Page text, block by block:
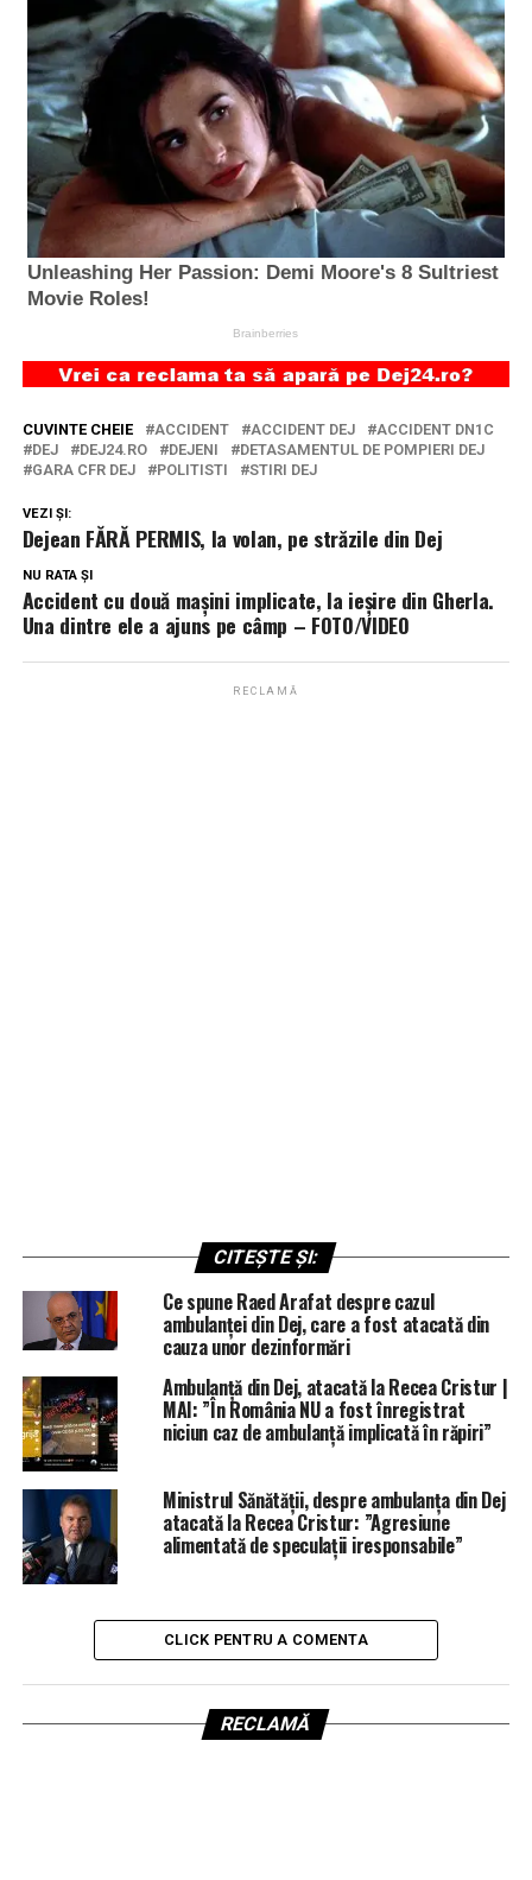
CUVINTE CHEIE ACCIDENT ACCIDENT DEJ
ACCIDENT DN1C
DEJ
DEJ24.RO DEJENI
DETASAMENTUL DE POMPIERI DEJ
GARA CFR DEJ
POLITISTI STIRI DEJ
VEZI ȘI:
Dejean FĂRĂ PERMIS, la volan, pe străzile din Dej
NU RATA ȘI
Accident cu două mașini implicate, la ieșire din Gherla.
Una dintre ele a ajuns pe câmp – FOTO/VIDEO
RECLAMĂ
CITEȘTE ȘI:
Ce spune Raed Arafat despre cazul
ambulanței din Dej, care a fost atacată din
cauza unor dezinformări
Ambulanță din Dej, atacată la Recea Cristur |
MAI: ”În România NU a fost înregistrat
niciun caz de ambulanță implicată în răpiri”
Ministrul Sănătății, despre ambulanța din Dej
atacată la Recea Cristur: ”Agresiune
alimentată de speculații iresponsabile”
CLICK PENTRU A COMENTA
RECLAMĂ